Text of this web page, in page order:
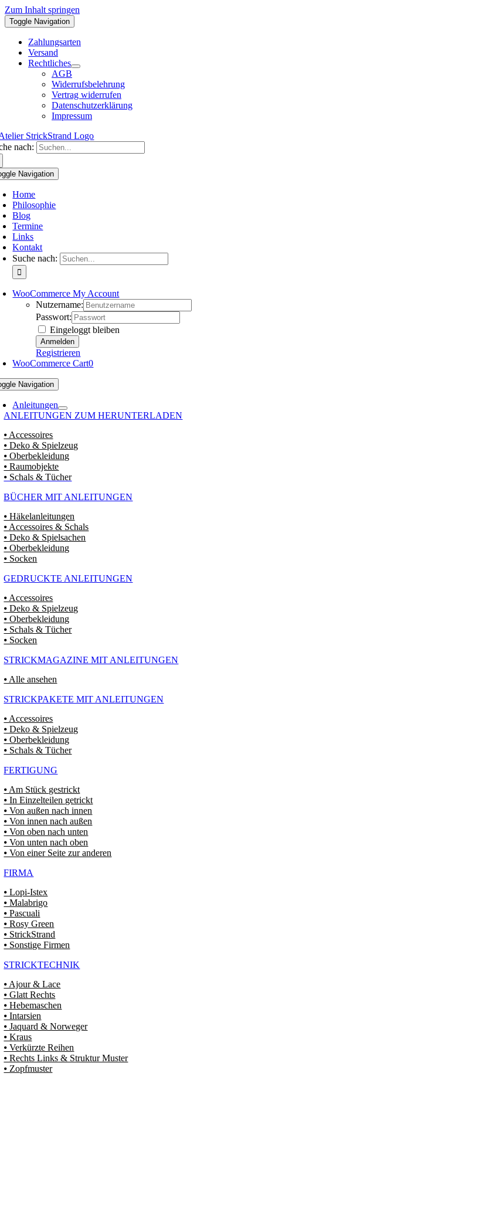
Zum Inhalt springen
Toggle Navigation
Zahlungsarten
Versand
Rechtliches
AGB
Widerrufsbelehrung
Vertrag widerrufen
Datenschutzerklärung
Impressum
nach:
Navigation
Home
Philosophie
Blog
Termine
Links
Kontakt
Suche nach:
WooCommerce My Account
Nutzername:
Passwort:
Eingeloggt bleiben
Registrieren
WooCommerce Cart0
Navigation
Anleitungen
ANLEITUNGEN ZUM HERUNTERLADEN
⦁ Accessoires
⦁ Deko & Spielzeug
⦁ Oberbekleidung
⦁ Raumobjekte
⦁ Schals & Tücher
BÜCHER MIT ANLEITUNGEN
⦁ Häkelanleitungen
⦁ Accessoires & Schals
⦁ Deko & Spielsachen
⦁ Oberbekleidung
⦁ Socken
GEDRUCKTE ANLEITUNGEN
⦁ Accessoires
⦁ Deko & Spielzeug
⦁ Oberbekleidung
⦁ Schals & Tücher
⦁ Socken
STRICKMAGAZINE MIT ANLEITUNGEN
⦁ Alle ansehen
STRICKPAKETE MIT ANLEITUNGEN
⦁ Accessoires
⦁ Deko & Spielzeug
⦁ Oberbekleidung
⦁ Schals & Tücher
FERTIGUNG
⦁ Am Stück gestrickt
⦁ In Einzelteilen getrickt
⦁ Von außen nach innen
⦁ Von innen nach außen
⦁ Von oben nach unten
⦁ Von unten nach oben
⦁ Von einer Seite zur anderen
FIRMA
⦁ Lopi-Istex
⦁ Malabrigo
⦁ Pascuali
⦁ Rosy Green
⦁ StrickStrand
⦁ Sonstige Firmen
STRICKTECHNIK
⦁ Ajour & Lace
⦁ Glatt Rechts
⦁ Hebemaschen
⦁ Intarsien
⦁ Jaquard & Norweger
⦁ Kraus
⦁ Verkürzte Reihen
⦁ Rechts Links & Struktur Muster
⦁ Zopfmuster